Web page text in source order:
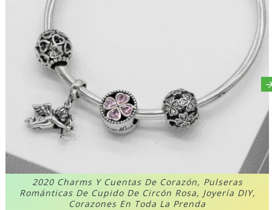
2020 Charms Y Cuentas De Corazón, Pulseras
Románticas De Cupido De Circón Rosa, Joyería DIY,
Corazones En Toda La Prenda